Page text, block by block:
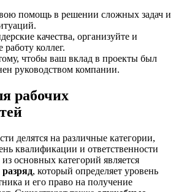
помощь в решении сложных задач и
качества, организуйте и
коллег.
чтобы ваш вклад в проекты был
руководством компании.
рабочих
делятся на различные категории,
квалификации и ответственности
основных категорий является
, который определяет уровень
и его право на получение